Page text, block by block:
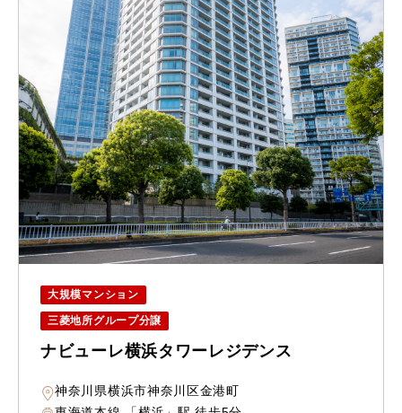
大規模マンション
三菱地所グループ分譲
ナビューレ横浜タワーレジデンス
神奈川県横浜市神奈川区金港町